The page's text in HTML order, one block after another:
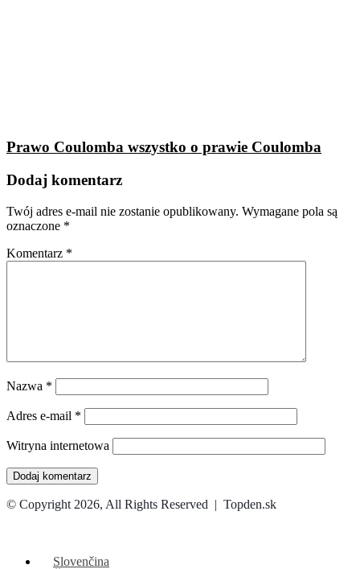
Prawo Coulomba wszystko o prawie Coulomba
Dodaj komentarz
Twój adres e-mail nie zostanie opublikowany. Wymagane pola są
oznaczone *
Komentarz *
Nazwa *
Adres e-mail *
Witryna internetowa
© Copyright 2026, All Rights Reserved | Topden.sk
Slovenčina